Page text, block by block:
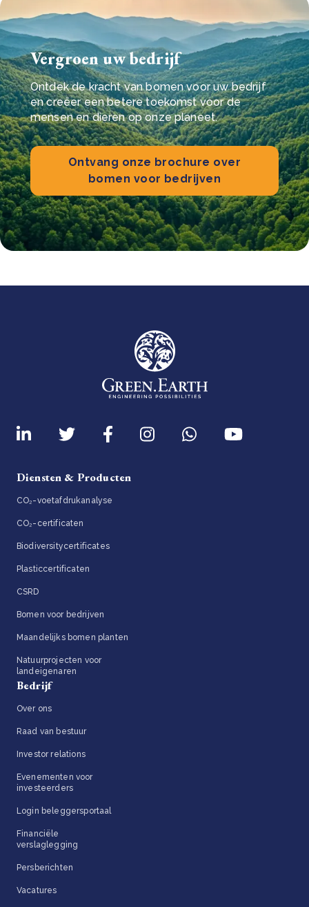
Vergroen uw bedrijf
Ontdek de kracht van bomen voor uw bedrijf
en creëer een betere toekomst voor de
mensen en dieren op onze planeet.
Ontvang onze brochure over
bomen voor bedrijven
Diensten & Producten
CO₂-voetafdrukanalyse
CO₂-certificaten
Biodiversitycertificates
Plasticcertificaten
CSRD
Bomen voor bedrijven
Maandelijks bomen planten
Natuurprojecten voor
landeigenaren
Bedrijf
Over ons
Raad van bestuur
Investor relations
Evenementen voor
investeerders
Login beleggersportaal
Financiële
verslaglegging
Persberichten
Vacatures